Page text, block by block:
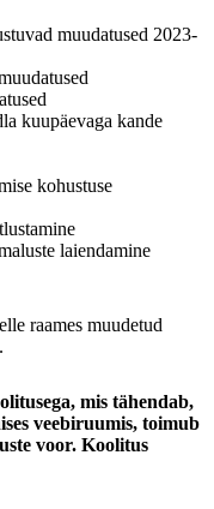
muudatused 2023-
kuupäevaga kande
kohustuse
laiendamine
raames muudetud
mis tähendab,
veebiruumis, toimub
voor. Koolitus